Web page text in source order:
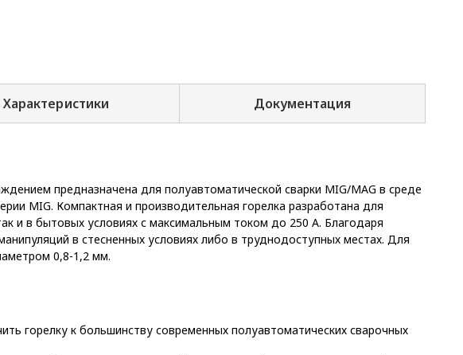
Характеристики Документация
предназначена для полуавтоматической сварки MIG/MAG в среде
MIG. Компактная и производительная горелка разработана для
и в бытовых условиях с максимальным током до 250 А. Благодаря
в стесненных условиях либо в труднодоступных местах. Для
0,8-1,2 мм.
горелку к большинству современных полуавтоматических сварочных